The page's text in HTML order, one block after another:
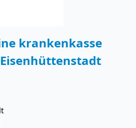
krankenkasse